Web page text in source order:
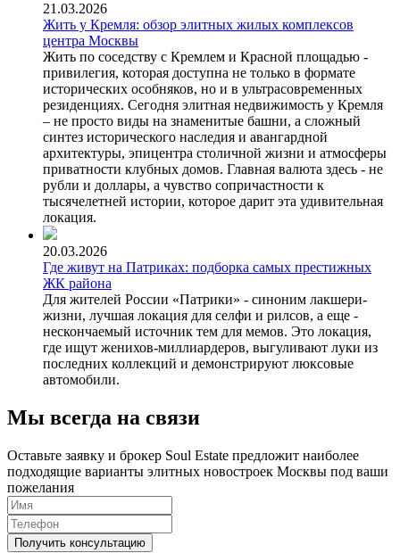
21.03.2026
Жить у Кремля: обзор элитных жилых комплексов
центра Москвы
Жить по соседству с Кремлем и Красной площадью -
привилегия, которая доступна не только в формате
исторических особняков, но и в ультрасовременных
резиденциях. Сегодня элитная недвижимость у Кремля
– не просто виды на знаменитые башни, а сложный
синтез исторического наследия и авангардной
архитектуры, эпицентра столичной жизни и атмосферы
приватности клубных домов. Главная валюта здесь - не
рубли и доллары, а чувство сопричастности к
тысячелетней истории, которое дарит эта удивительная
локация.
20.03.2026
Где живут на Патриках: подборка самых престижных
ЖК района
Для жителей России «Патрики» - синоним лакшери-
жизни, лучшая локация для селфи и рилсов, а еще -
нескончаемый источник тем для мемов. Это локация,
где ищут женихов-миллиардеров, выгуливают луки из
последних коллекций и демонстрируют люксовые
автомобили.
Мы всегда на связи
Оставьте заявку и брокер Soul Estate предложит наиболее
подходящие варианты элитных новостроек Москвы под ваши
пожелания